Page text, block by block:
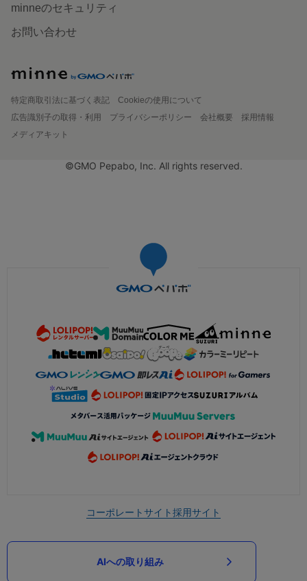
minneのセキュリティ
お問い合わせ
特定商取引法に基づく表記
Cookieの使用について
広告識別子の取得・利用
プライバシーポリシー 会社概要
採用情報
メディアキット
©GMO Pepabo, Inc. All rights reserved.
コーポレートサイト採用サイト
AIへの取り組み